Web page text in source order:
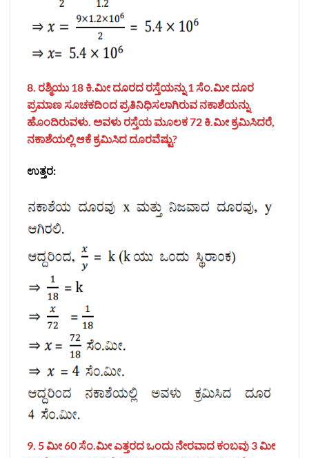
8. ರಶ್ಮಿಯು 18 ಕಿ.ಮೀ ದೂರದ ರಸ್ತೆಯನ್ನು 1 ಸೆಂ.ಮೀ ದೂರ
ಪ್ರಮಾಣ ಸೂಚಕದಿಂದ ಪ್ರತಿನಿಧಿಸಲಾಗಿರುವ ನಕಾಶೆಯನ್ನು
ಹೊಂದಿರುವಳು. ಅವಳು ರಸ್ತೆಯ ಮೂಲಕ 72 ಕಿ.ಮೀ ಕ್ರಮಿಸಿದರೆ,
ನಕಾಶೆಯಲ್ಲಿ ಆಕೆ ಕ್ರಮಿಸಿದ ದೂರವೆಷ್ಟು?
ಉತ್ತರ:
9. 5 ಮೀ 60 ಸೆಂ.ಮೀ ಎತ್ತರದ ಒಂದು ನೇರವಾದ ಕಂಬವು 3 ಮೀ